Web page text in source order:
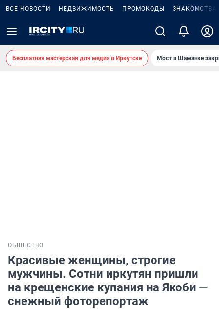
ВСЕ НОВОСТИ НЕДВИЖИМОСТЬ ПРОМОКОДЫ ЗНАКОМСТВА
Бесплатная мастерская для медиа в Иркутске Мост в Шаманке
ОБЩЕСТВО
Красивые женщины, строгие
мужчины. Сотни иркутян пришли
на крещенские купания на Якоби —
снежный фоторепортаж